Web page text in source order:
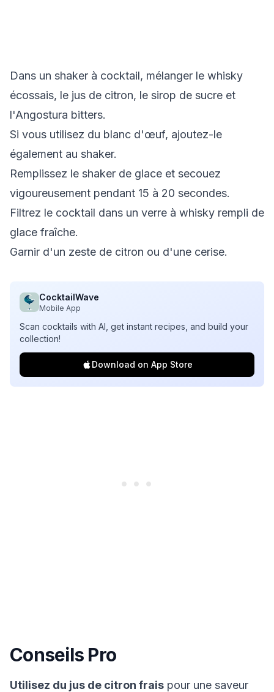
Dans un shaker à cocktail, mélanger le whisky
écossais, le jus de citron, le sirop de sucre et
l'Angostura bitters.
Si vous utilisez du blanc d'œuf, ajoutez-le
également au shaker.
Remplissez le shaker de glace et secouez
vigoureusement pendant 15 à 20 secondes.
Filtrez le cocktail dans un verre à whisky rempli de
glace fraîche.
Garnir d'un zeste de citron ou d'une cerise.
CocktailWave
Mobile App
Scan cocktails with AI, get instant recipes, and build your
collection!
Download on App Store
Conseils Pro
Utilisez du jus de citron frais pour une saveur